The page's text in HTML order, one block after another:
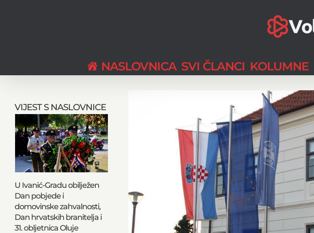
NASLOVNICA SVI ČLANCI KOLUMNE
VIJEST S NASLOVNICE
U Ivanić-Gradu obilježen
Dan pobjede i
domovinske zahvalnosti,
Dan hrvatskih branitelja i
31. obljetnica Oluje